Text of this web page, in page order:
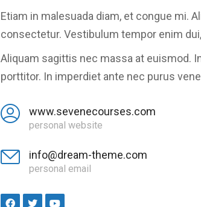
Etiam in malesuada diam, et congue mi.
consectetur. Vestibulum tempor enim
Aliquam sagittis nec massa at euismod.
porttitor. In imperdiet ante nec purus
www.sevenecourses.com
personal website
info@dream-theme.com
personal email